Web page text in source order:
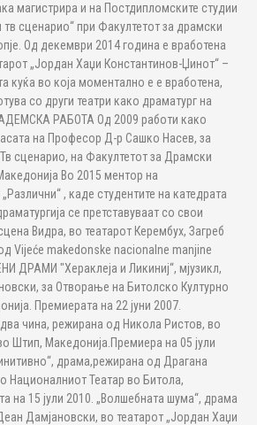
магистрира и на Постдипломските студии
сценарио“ при Факултетот за драмски
Од декември 2014 година е вработена
„Јордан Хаџи Константинов-Џинот“ –
куќа во која моментално е е вработена,
со други театри како драматург на
РАБОТА Од 2009 работи како
на Професор Д-р Сашко Насев, за
сценарио, на Факултетот за Драмски
Во 2015 ментор на
, каде студентите на катедрата
се претставуваат со свои
Видра, во театарот Керембух, Загреб
Vijeće makedonske nacionalne manjine
ДРАМИ "Хераклеја и Ликиниј“, мјузикл,
за Отворање на Битолско Културно
Премиерата на 22 јуни 2007.
чина, режирана од Никола Ристов, во
Штип, Македонија.Премиера на 05 јули
драма,режирана од Драгана
Националниот Театар во Битола,
на 15 јули 2010. „Волшебната шума“, драма
Дамјановски, во театарот „Јордан Хаџи